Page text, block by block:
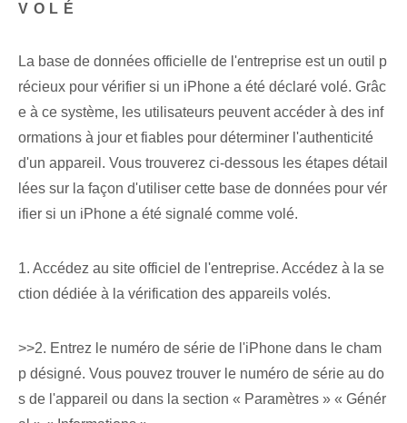
VOLÉ
La base de données officielle de l'entreprise est un outil p
récieux pour vérifier si un iPhone a été déclaré volé. Grâc
e à ce système, les utilisateurs peuvent accéder à des inf
ormations à jour et fiables pour déterminer l'authenticité
d'un appareil. Vous trouverez ci-dessous les étapes détail
lées sur la façon d'utiliser cette base de données pour vér
ifier si un iPhone a été signalé comme volé.
1. Accédez au site officiel de l'entreprise. Accédez à la se
ction dédiée à la vérification des appareils volés.
>>2. Entrez le numéro de série de l'iPhone dans le cham
p désigné. Vous pouvez trouver le numéro de série au do
s de l'appareil ou dans la section « Paramètres » « Génér